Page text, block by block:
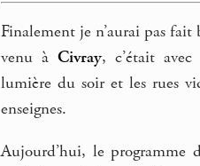
Finalement je n’aurai pas
venu à Civray, c’était
lumière du soir et les rues
enseignes.
Aujourd’hui, le programme